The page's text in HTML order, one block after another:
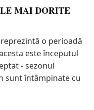
MAI DORITE
o perioadă
este începutul
- sezonul
sunt întâmpinate cu